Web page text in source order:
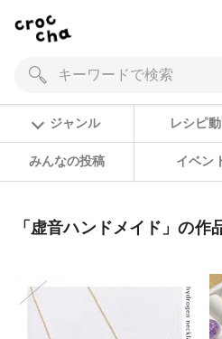
ジャンル レシピ
みんなの投稿 イベン
「虚音ハンドメイド」の作